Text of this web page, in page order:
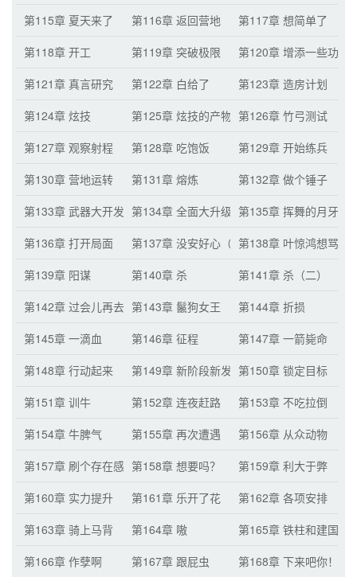
第115章 夏天来了
第116章 返回营地
第117章 想简单了
第118章 开工
第119章 突破极限
第120章 增添一些功能
第121章 真言研究
第122章 白给了
第123章 造房计划
第124章 炫技
第125章 炫技的产物 第126章 竹弓测试
第127章 观察射程
第128章 吃饱饭
第129章 开始练兵
第130章 营地运转
第131章 熔炼
第132章 做个锤子
第133章 武器大开发 第134章 全面大升级 第135章 挥舞的月牙戟
第136章 打开局面
第137章 没安好心（六百月票的第138章 叶惊鸿想骂娘
第139章 阳谋
第140章 杀
第141章 杀（二）
第142章 过会儿再去 第143章 鬣狗女王
第144章 折损
第145章 一滴血
第146章 征程
第147章 一箭毙命
第148章 行动起来
第149章 新阶段新发现第150章 锁定目标
第151章 训牛
第152章 连夜赶路
第153章 不吃拉倒
第154章 牛脾气
第155章 再次遭遇
第156章 从众动物
第157章 刷个存在感 第158章 想要吗？
第159章 利大于弊
第160章 实力提升
第161章 乐开了花
第162章 各项安排
第163章 骑上马背
第164章 嗷
第165章 铁柱和建国
第166章 作孽啊
第167章 跟屁虫 第168章 下来吧你！